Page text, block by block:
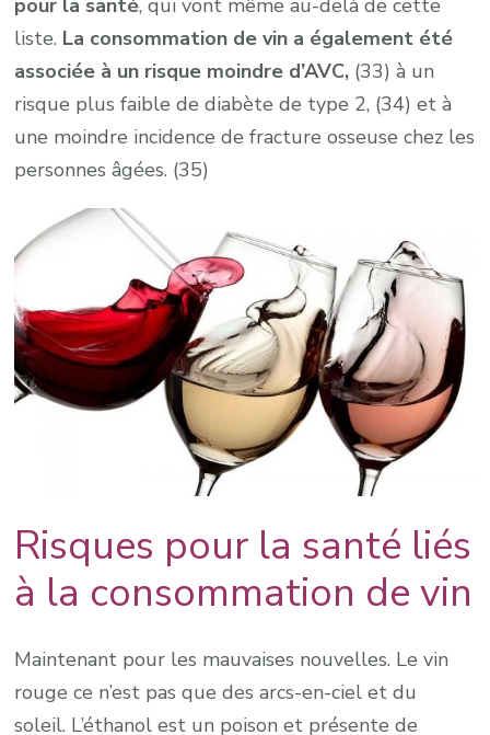
pour la santé, qui vont même au-delà de cette
liste. La consommation de vin a également été
associée à un risque moindre d’AVC, (33) à un
risque plus faible de diabète de type 2, (34) et à
une moindre incidence de fracture osseuse chez les
personnes âgées. (35)
Risques pour la santé liés
à la consommation de vin
Maintenant pour les mauvaises nouvelles. Le vin
rouge ce n’est pas que des arcs-en-ciel et du
soleil. L’éthanol est un poison et présente de